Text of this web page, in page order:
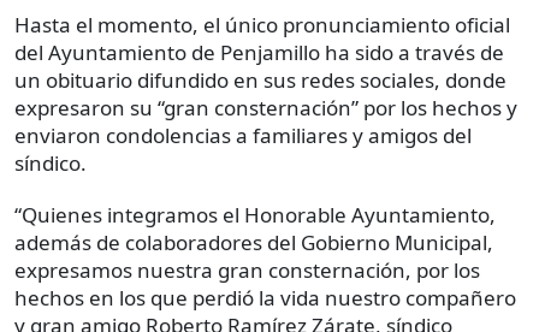
Hasta el momento, el único pronunciamiento oficial
del Ayuntamiento de Penjamillo ha sido a través de
un obituario difundido en sus redes sociales, donde
expresaron su “gran consternación” por los hechos y
enviaron condolencias a familiares y amigos del
síndico.
“Quienes integramos el Honorable Ayuntamiento,
además de colaboradores del Gobierno Municipal,
expresamos nuestra gran consternación, por los
hechos en los que perdió la vida nuestro compañero
y gran amigo Roberto Ramírez Zárate, síndico